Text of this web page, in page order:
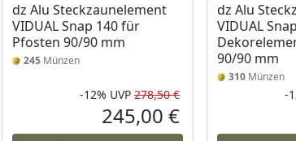
in ProzentPreis
Preis
dz Alu Steckzaunelement
VIDUAL Snap 140 für
Pfosten 90/90 mm
245 Münzen
Rabatt in Prozent
-12%
Ursprünglicher
UVP 278,50 €
Aktueller Preis
245,00 €
dz Alu
VIDUAL
90/90 mm
310 Münzen
-